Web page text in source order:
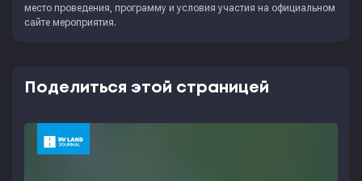
место проведения, программу и условия участия на официальном
сайте мероприятия.
Поделиться этой страницей